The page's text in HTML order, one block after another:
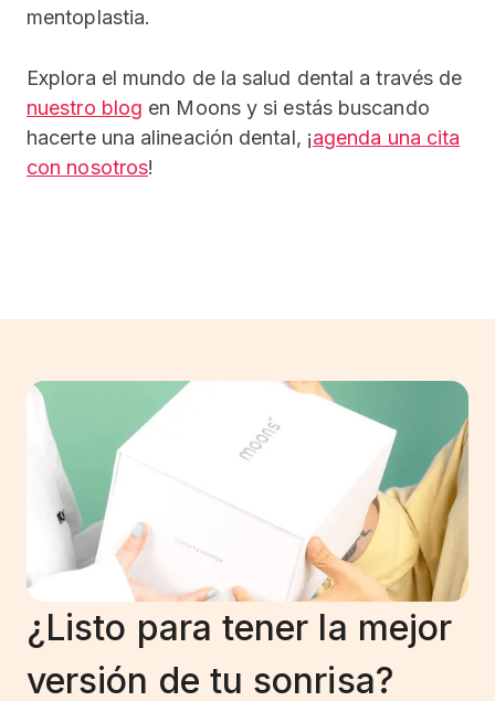
mentoplastia.
Explora el mundo de la salud dental a través de
nuestro blog en Moons y si estás buscando
hacerte una alineación dental, ¡agenda una cita
con nosotros!
¿Listo para tener la mejor
versión de tu sonrisa?